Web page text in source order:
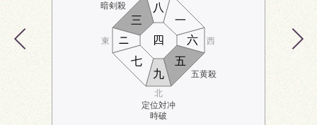
暗剣殺
定位対冲
時破
五黄殺
北
東 西
九
一
ニ
三
四
五
六
七
八